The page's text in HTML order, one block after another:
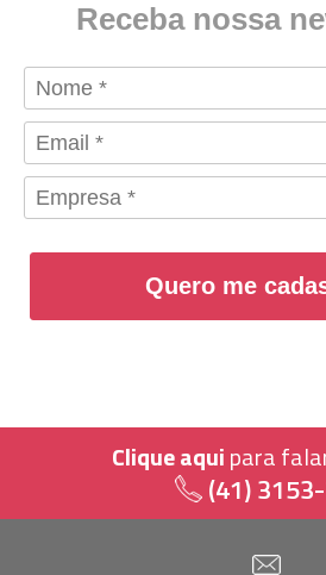
Receba nossa
Quero me
Clique aquipara
(41)